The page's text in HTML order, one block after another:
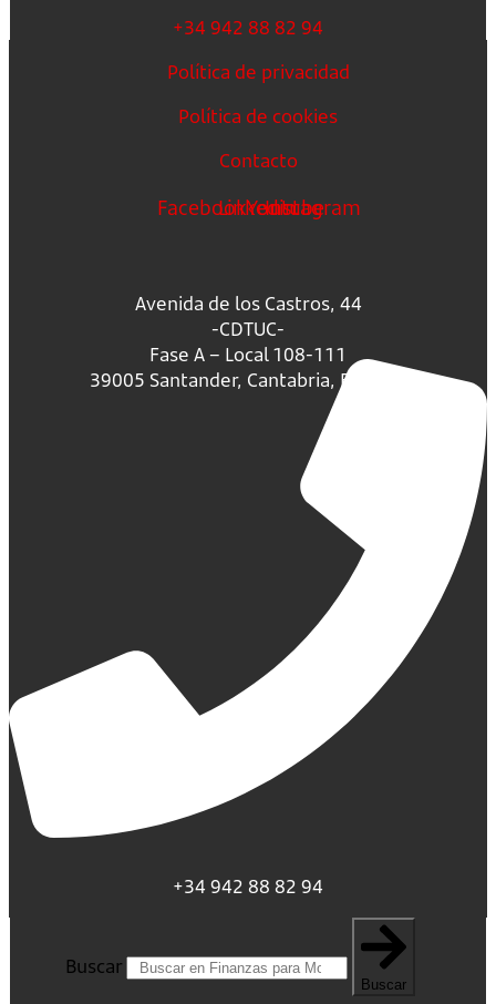
+34 942 88 82 94
Política de privacidad
Política de cookies
Contacto
FacebookLinkedin
Youtube
Instagram
Avenida de los Castros, 44
-CDTUC-
Fase A – Local 108-111
39005 Santander, Cantabria, España.
+34 942 88 82 94
Buscar
Buscar